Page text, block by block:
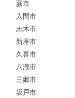
蕨市
入間市
志木市
新座市
久喜市
八潮市
三郷市
坂戸市